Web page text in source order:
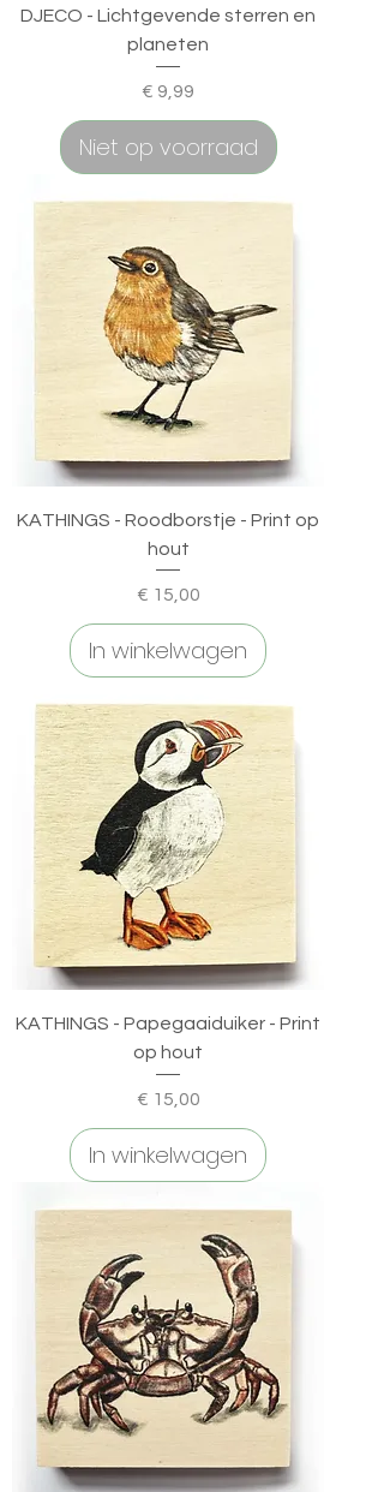
DJECO - Lichtgevende sterren en
planeten
Prijs
€ 9,99
Niet op voorraad
KATHINGS - Roodborstje - Print op
hout
Prijs
€ 15,00
In winkelwagen
KATHINGS - Papegaaiduiker - Print
op hout
Prijs
€ 15,00
In winkelwagen